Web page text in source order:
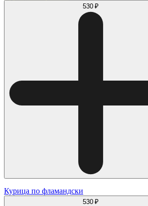
530 ₽
Курица по фламандски
530 ₽